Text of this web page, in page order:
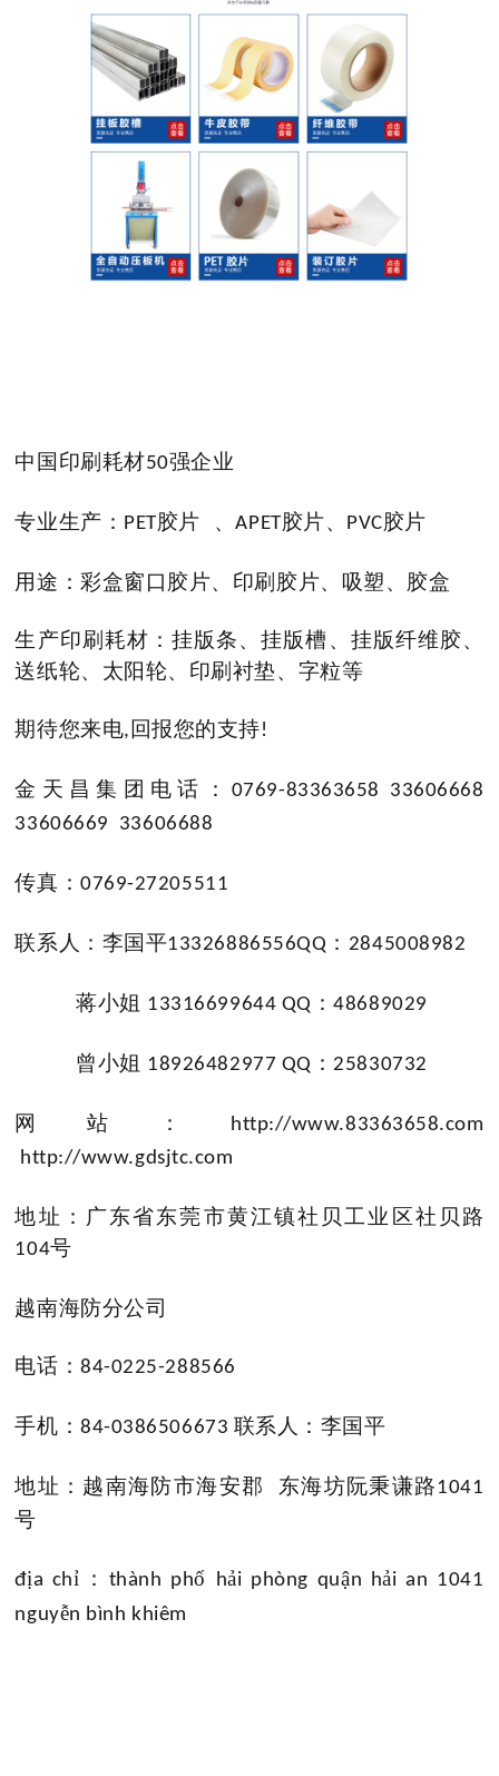
中国印刷耗材50强企业
专业生产： PET胶片 、APET胶片、 PVC胶片
用途：彩盒窗口胶片、印刷胶片、吸塑、胶盒
生产印刷耗材：挂版条、挂版槽、挂版纤维胶、
送纸轮、太阳轮、印刷衬垫、字粒等
期待您来电, 回报您的支持!
金天昌集团电话： 0769-83363658 33606668
33606669 33606688
传真：0769-27205511
联系人：李国平13326886556QQ ： 2845008982
蒋小姐 13316699644 QQ ：48689029
曾小姐 18926482977 QQ ：25830732
网站：
http://www.83363658.com
http://www.gdsjtc.com
地址：广东省东莞市黄江镇社贝工业区社贝路
104号
越南海防分公司
电话：84-0225-288566
手机：84-0386506673 联系人：李国平
地址：越南海防市海安郡 东海坊阮秉谦路1041
号
địa chỉ： thành phố hải phòng quận hải an 1041
nguyễn bình khiêm